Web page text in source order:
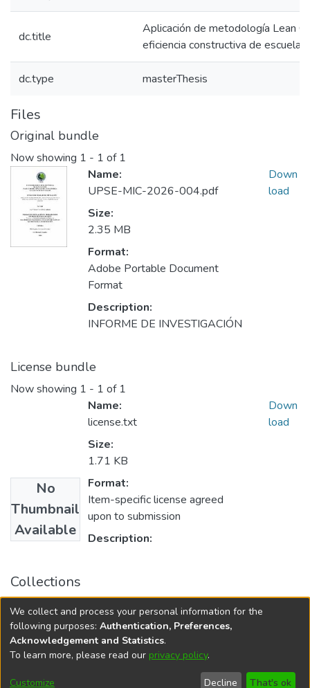
dc.title
Aplicación de metodología Lean
eficiencia constructiva de
dc.type masterThesis
Files
Original bundle
Now showing 1 - 1 of 1
Name:
UPSE-MIC-2026-004.pdf
Size:
2.35 MB
Format:
Adobe Portable Document
Format
Description:
INFORME DE INVESTIGACIÓN
Down
load
License bundle
Now showing 1 - 1 of 1
No
Thumbnail
Available
Name:
license.txt
Size:
1.71 KB
Format:
Item-specific license agreed
upon to submission
Description:
Down
load
Collections
Maestría en Ingeniería Civil mención Gestión de la
Construcción
DSpace softwarecopyright © 2002-2026
Cookie
End User
Send
We collect and process your personal information for the
following purposes: Authentication, Preferences,
Acknowledgement and Statistics.
To learn more, please read our privacy policy.
Customize Decline That's ok